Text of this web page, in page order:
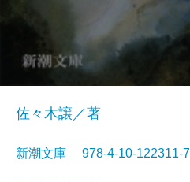
佐々木譲／著
新潮文庫 978-4-10-